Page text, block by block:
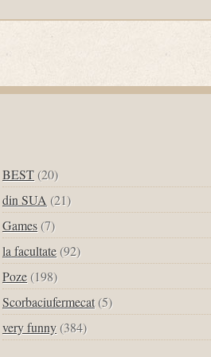
BEST (20)
din SUA (21)
Games (7)
la facultate (92)
Poze (198)
Scorbaciufermecat(5)
very funny (384)